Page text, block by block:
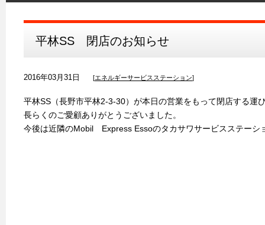
平林SS 閉店のお知らせ
2016年03月31日 [エネルギーサービスステーション]
平林SS（長野市平林2-3-30）が本日の営業をもって閉店する運
長らくのご愛顧ありがとうございました。
今後は近隣のMobil Express Essoのタカサワサービスステーシ